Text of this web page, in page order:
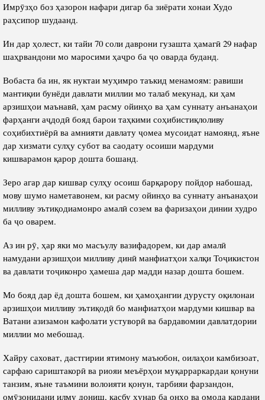
Имрӯзҳо боз ҳазорон нафари дигар ба зиёрати хонаи Худо
раҳсипор шудаанд.
Ин дар ҳолест, ки тайи 70 соли даврони гузашта ҳамагӣ 29 нафар
шаҳрвандони мо маросими ҳаҷро ба ҷо оварда буданд.
Вобаста ба ин, як нуктаи муҳимро таъкид менамоям: равиши
мантиқии бунёди давлати миллии мо талаб мекунад, ки ҳам
арзишҳои маънавӣ, ҳам расму ойинҳо ва ҳам суннату анъанаҳои
фарҳанги аҷдодӣ бояд барои таҳкими соҳибистиқлоливу
соҳибихтиёрӣ ва амнияти давлату ҷомеа мусоидат намоянд, яъне
дар хизмати сулҳу субот ва саодату осоиши мардуми
кишварамон қарор дошта бошанд.
Зеро агар дар кишвар сулҳу осоиш барқарору пойдор набошад,
мову шумо наметавонем, ки расму ойинҳо ва суннату анъанаҳои
милливу эътиқодиамонро амалӣ созем ва фаризаҳои динии худро
ба ҷо оварем.
Аз ин рӯ, ҳар яки мо масъулу вазифадорем, ки дар амалӣ
намудани арзишҳои милливу динӣ манфиатҳои халқи Тоҷикистон
ва давлати тоҷиконро ҳамеша дар мадди назар дошта бошем.
Мо бояд дар ёд дошта бошем, ки ҳамоҳангии дурусту оқилонаи
арзишҳои милливу эътиқодӣ бо манфиатҳои мардуми кишвар ва
Ватани азизамон кафолати устуворӣ ва бардавомии давлатдории
миллии мо мебошад.
Хайру саховат, дастгирии ятимону маъюбон, оилаҳои камбизоат,
сарфаю сариштакорӣ ва риояи меъёрҳои муқарраркардаи қонуни
танзим, яъне таъмини волоияти қонун, тарбияи фарзандон,
омӯзонидани илму дониш, касбу ҳунар ба онҳо ва омода кардани